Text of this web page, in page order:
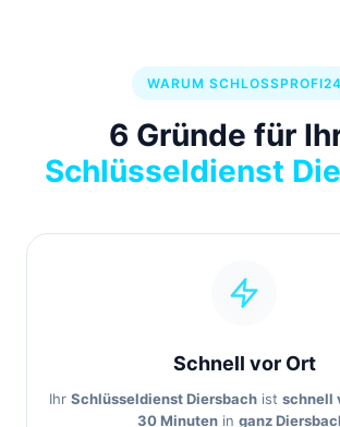
WARUM SCHLOSSPROFI24
6 Gründe für
Schlüsseldienst
Schnell vor Ort
Ihr Schlüsseldienst Diersbach ist schnell
30 Minuten in ganz